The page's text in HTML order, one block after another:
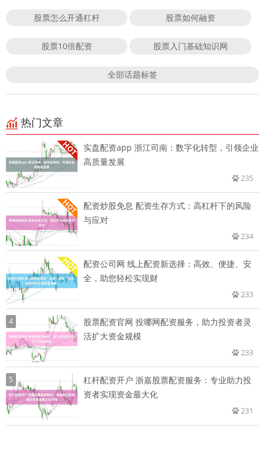
股票怎么开通杠杆 股票如何融资
股票10倍配资 股票入门基础知识网
全部话题标签
热门文章
实盘配资app 浙江司南：数字化转型，引领企业
高质量发展
235
配资炒股免息 配资生存方式：高杠杆下的风险
与应对
234
配资公司网 线上配资新选择：高效、便捷、安
全，助您轻松实现财
233
4
股票配资官网 投哪网配资服务，助力投资者灵
活扩大资金规模
233
5
杠杆配资开户 浙嘉股票配资服务：专业助力投
资者实现资金最大化
231